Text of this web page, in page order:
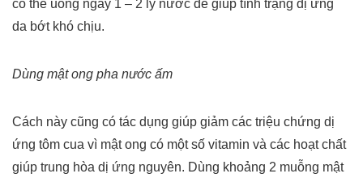
có thể uống ngay 1 – 2 ly nước để giúp tình trạng dị ứng
da bớt khó chịu.
Dùng mật ong pha nước ấm
Cách này cũng có tác dụng giúp giảm các triệu chứng dị
ứng tôm cua vì mật ong có một số vitamin và các hoạt chất
giúp trung hòa dị ứng nguyên. Dùng khoảng 2 muỗng mật